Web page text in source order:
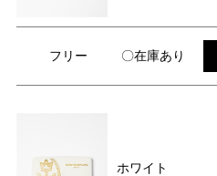
フリー 〇在庫あり
ホワイト